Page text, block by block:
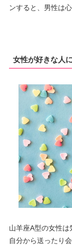
ンすると、男性は
女性が好きな人
山羊座A型の女性
自分から送ったり